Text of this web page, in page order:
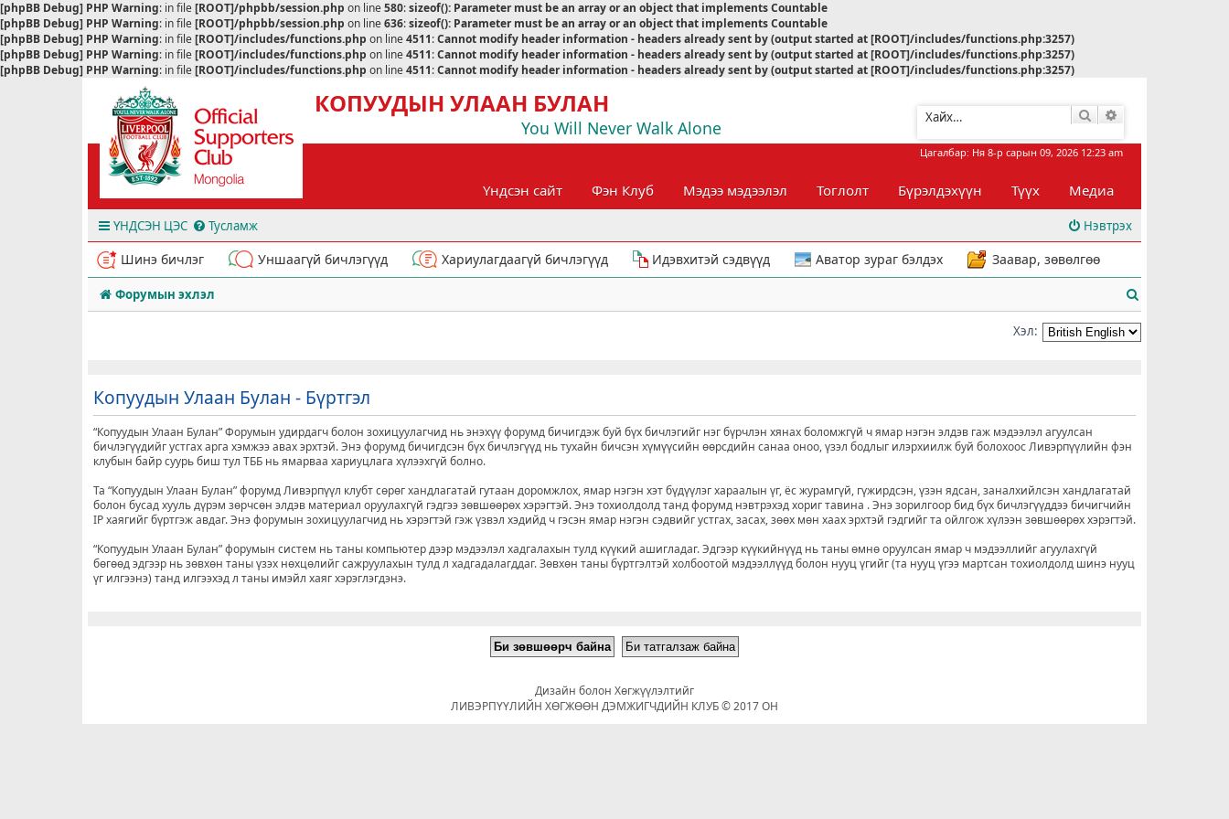
[phpBB Debug] PHP Warning: in file[ROOT]/phpbb/session.php on line580:sizeof(): Parameter must be an array or an object that implements Countable
[phpBB Debug] PHP Warning: in file[ROOT]/phpbb/session.php on line636:sizeof(): Parameter must be an array or an object that implements Countable
[phpBB Debug] PHP Warning: in file[ROOT]/includes/functions.php on line4511:Cannot modify header information - headers already sent by (output started at [ROOT]/includes/functions.php:3257)
[phpBB Debug] PHP Warning: in file[ROOT]/includes/functions.php on line4511:Cannot modify header information - headers already sent by (output started at [ROOT]/includes/functions.php:3257)
[phpBB Debug] PHP Warning: in file[ROOT]/includes/functions.php on line4511:Cannot modify header information - headers already sent by (output started at [ROOT]/includes/functions.php:3257)
КОПУУДЫН УЛААН БУЛАН
You Will Never Walk Alone
Хайлт
Цагалбар: Ня 8-р сарын 09, 2026 12:23 am
Үндсэн сайт Фэн Клуб Мэдээ мэдээлэл Тоглолт Бүрэлдэхүүн Түүх Медиа
ҮНДСЭН ЦЭС Тусламж Нэвтрэх
Шинэ бичлэг Уншаагүй бичлэгүүд Хариулагдаагүй бичлэгүүд Идэвхитэй сэдвүүд Аватор зураг бэлдэх Заавар, зөвөлгөө
Форумын эхлэл
а
Хэл:
Копуудын Улаан Булан - Бүртгэл
“Копуудын Улаан Булан” Форумын удирдагч болон зохицуулагчид нь энэхүү форумд бичигдэж буй бүх бичлэгийг нэг бүрчлэн хянах боломжгүй ч ямар нэгэн элдэв гаж мэдээлэл агуулсан
бичлэгүүдийг устгах арга хэмжээ авах эрхтэй. Энэ форумд бичигдсэн бүх бичлэгүүд нь тухайн бичсэн хүмүүсийн өөрсдийн санаа оноо, үзэл бодлыг илэрхиилж буй болохоос Ливэрпүүлийн фэн
клубын байр суурь биш тул ТББ нь ямарваа хариуцлага хүлээхгүй болно.
Та “Копуудын Улаан Булан” форумд Ливэрпүүл клубт сөрөг хандлагатай гутаан доромжлох, ямар нэгэн хэт бүдүүлэг хараалын үг, ёс журамгүй, гүжирдсэн, үзэн ядсан, заналхийлсэн хандлагатай
болон бусад хууль дүрэм зөрчсөн элдэв материал оруулахгүй гэдгээ зөвшөөрөх хэрэгтэй. Энэ тохиолдолд танд форумд нэвтрэхэд хориг тавина . Энэ зорилгоор бид бүх бичлэгүүддээ бичигчийн
IP хаягийг бүртгэж авдаг. Энэ форумын зохицуулагчид нь хэрэгтэй гэж үзвэл хэдийд ч гэсэн ямар нэгэн сэдвийг устгах, засах, зөөх мөн хаах эрхтэй гэдгийг та ойлгож хүлээн зөвшөөрөх хэрэгтэй.
“Копуудын Улаан Булан” форумын систем нь таны компьютер дээр мэдээлэл хадгалахын тулд күүкий ашигладаг. Эдгээр күүкийнүүд нь таны өмнө оруулсан ямар ч мэдээллийг агуулахгүй
бөгөөд эдгээр нь зөвхөн таны үзэх нөхцөлийг сажруулахын тулд л хадгадалагддаг. Зөвхөн таны бүртгэлтэй холбоотой мэдээллүүд болон нууц үгийг (та нууц үгээ мартсан тохиолдолд шинэ нууц
үг илгээнэ) танд илгээхэд л таны имэйл хаяг хэрэглэгдэнэ.
Дизайн болон Хөгжүүлэлтийг
ЛИВЭРПҮҮЛИЙН ХӨГЖӨӨН ДЭМЖИГЧДИЙН КЛУБ © 2017 ОН